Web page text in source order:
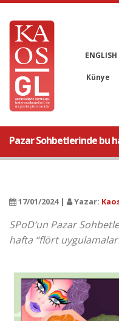
ENGLISH
Künye
Pazar Sohbetlerinde bu
17/01/2024 | Yazar:
SPoD’un Pazar
hafta “flört